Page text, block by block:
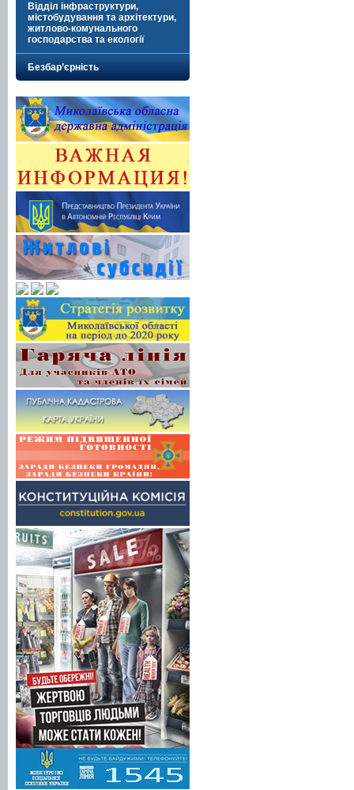
Відділ інфраструктури,
містобудування та архітектури,
житлово-комунального
господарства та екології
Безбар’єрність